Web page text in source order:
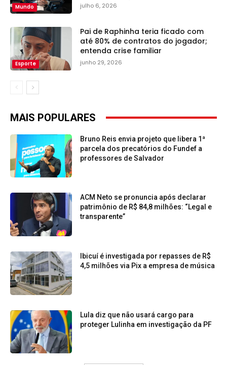
Mundo julho 6, 2026
Esporte
Pai de Raphinha teria ficado com
até 80% de contratos do jogador;
entenda crise familiar
junho 29, 2026
MAIS POPULARES
Bruno Reis envia projeto que libera 1ª
parcela dos precatórios do Fundef a
professores de Salvador
ACM Neto se pronuncia após declarar
patrimônio de R$ 84,8 milhões: “Legal e
transparente”
Ibicuí é investigada por repasses de R$
4,5 milhões via Pix a empresa de música
Lula diz que não usará cargo para
proteger Lulinha em investigação da PF